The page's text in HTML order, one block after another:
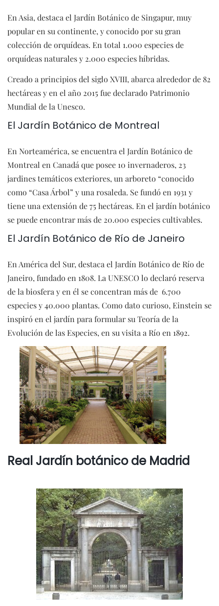
En Asia, destaca el Jardín Botánico de Singapur, muy
popular en su continente, y conocido por su gran
colección de orquídeas. En total 1.000 especies de
orquídeas naturales y 2.000 especies híbridas.
Creado a principios del siglo XVIII, abarca alrededor de 82
hectáreas y en el año 2015 fue declarado Patrimonio
Mundial de la Unesco.
El Jardín Botánico de Montreal
En Norteamérica, se encuentra el Jardín Botánico de
Montreal en Canadá que posee 10 invernaderos, 23
jardines temáticos exteriores, un arboreto “conocido
como “Casa Árbol” y una rosaleda. Se fundó en 1931 y
tiene una extensión de 75 hectáreas. En el jardín botánico
se puede encontrar más de 20.000 especies cultivables.
El Jardín Botánico de Río de Janeiro
En América del Sur, destaca el Jardín Botánico de Río de
Janeiro, fundado en 1808. La UNESCO lo declaró reserva
de la biosfera y en él se concentran más de 6.700
especies y 40.000 plantas. Como dato curioso, Einstein se
inspiró en el jardín para formular su Teoría de la
Evolución de las Especies, en su visita a Río en 1892.
Real Jardín botánico de Madrid